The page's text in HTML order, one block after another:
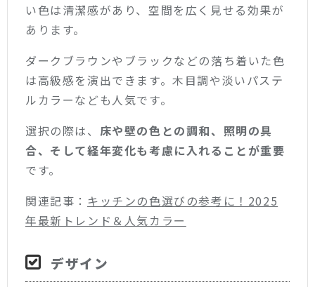
い色は清潔感があり、空間を広く見せる効果が
あります。
ダークブラウンやブラックなどの落ち着いた色
は高級感を演出できます。木目調や淡いパステ
ルカラーなども人気です。
選択の際は、 床や壁の色との調和、照明の具
合、そして経年変化も考慮に入れることが重要
です。
関連記事： キッチンの色選びの参考に！2025
年最新トレンド＆人気カラー
デザイン